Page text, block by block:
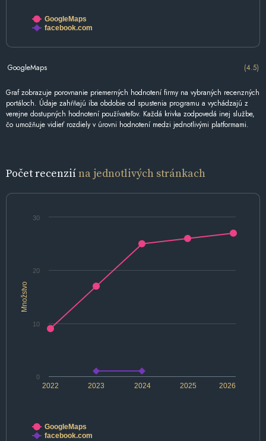
GoogleMaps
facebook.com
GoogleMaps (4.5)
Graf zobrazuje porovnanie priemerných hodnotení firmy na vybraných recenzných
portáloch. Údaje zahŕňajú iba obdobie od spustenia programu a vychádzajú z
verejne dostupných hodnotení používateľov. Každá krivka zodpovedá inej službe,
čo umožňuje vidieť rozdiely v úrovni hodnotení medzi jednotlivými platformami.
Počet recenziína jednotlivých stránkach
Množstvo
2022 2024 2026
2023 2025
0
10
20
30
GoogleMaps
facebook.com